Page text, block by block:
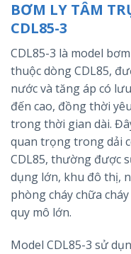
BƠM LY TÂM
CDL85-3
CDL85-3 là model
thuộc dòng CDL85,
nước và tăng áp có
đến cao, đồng thời
trong thời gian dài.
quan trọng trong dải
CDL85, thường được
dụng lớn, khu đô thị,
phòng cháy chữa
quy mô lớn.
Model CDL85-3 sử